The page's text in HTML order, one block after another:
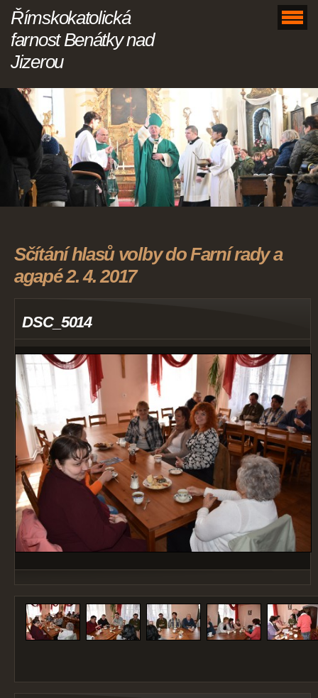
Římskokatolická
farnost Benátky nad
Jizerou
Sčítání hlasů volby do Farní rady a
agapé 2. 4. 2017
DSC_5014